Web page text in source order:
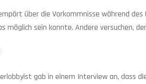
über die Vorkommnisse während
möglich sein konnte. Andere versuchen,
gab in einem Interview an, dass